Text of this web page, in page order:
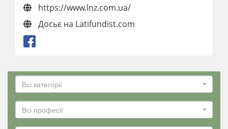
https://www.lnz.com.ua/
Досьє на Latifundist.com
Всі категорії
Всі професії